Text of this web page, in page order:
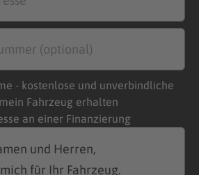
- kostenlose und unverbindliche
Fahrzeug erhalten
an einer Finanzierung